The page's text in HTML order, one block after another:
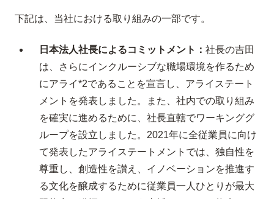
下記は、当社における取り組みの一部です。
日本法人社長によるコミットメント： 社長の吉田
は、さらにインクルーシブな職場環境を作るため
にアライ*2であることを宣言し、アライステート
メントを発表しました。また、社内での取り組み
を確実に進めるために、社長直轄でワーキンググ
ループを設立しました。2021年に全従業員に向け
て発表したアライステートメントでは、独自性を
尊重し、創造性を讃え、イノベーションを推進す
る文化を醸成するために従業員一人ひとりが最大